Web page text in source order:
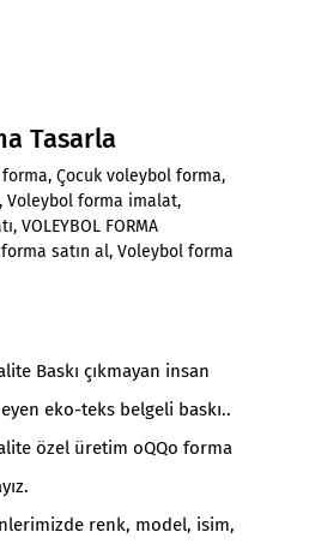
Tasarla
, Çocuk voleybol forma,
, Voleybol forma imalat,
, VOLEYBOL FORMA
satın al, Voleybol forma
Baskı çıkmayan insan
eko-teks belgeli baskı..
özel üretim oQQo forma
renk, model, isim,